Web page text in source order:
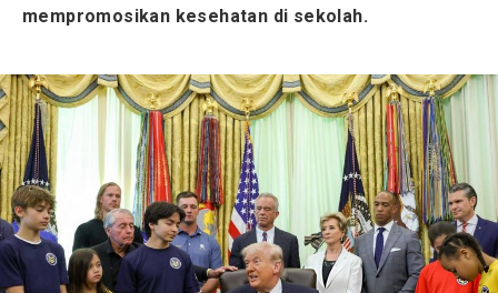
mempromosikan kesehatan di sekolah.